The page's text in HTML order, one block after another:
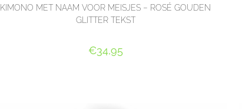
KIMONO MET NAAM VOOR MEISJES – ROSÉ GOUDEN
GLITTER TEKST
€34,95